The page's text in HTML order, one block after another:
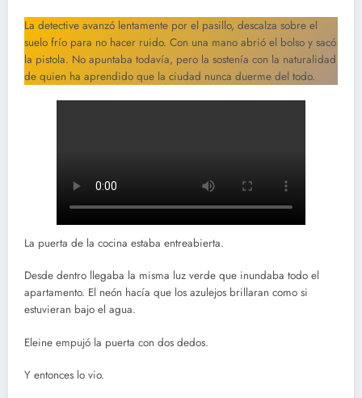
La detective avanzó lentamente por el pasillo, descalza sobre el
suelo frío para no hacer ruido. Con una mano abrió el bolso y sacó
la pistola. No apuntaba todavía, pero la sostenía con la naturalidad
de quien ha aprendido que la ciudad nunca duerme del todo.
La puerta de la cocina estaba entreabierta.
Desde dentro llegaba la misma luz verde que inundaba todo el
apartamento. El neón hacía que los azulejos brillaran como si
estuvieran bajo el agua.
Eleine empujó la puerta con dos dedos.
Y entonces lo vio.